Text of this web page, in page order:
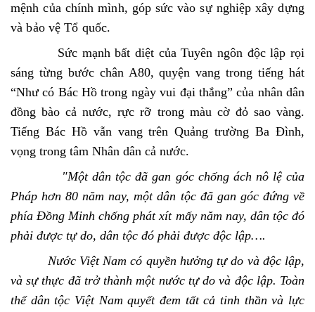
mệnh của chính mình, góp sức vào sự nghiệp xây dựng
và bảo vệ Tổ quốc.
Sức mạnh bất diệt của Tuyên ngôn độc lập rọi
sáng từng bước chân A80, quyện vang trong tiếng hát
“Như có Bác Hồ trong ngày vui đại thắng” của nhân dân
đồng bào cả nước, rực rỡ trong màu cờ đỏ sao vàng.
Tiếng Bác Hồ vẫn vang trên Quảng trường Ba Đình,
vọng trong tâm Nhân dân cả nước.
"Một dân tộc đã gan góc chống ách nô lệ của
Pháp hơn 80 năm nay, một dân tộc đã gan góc đứng về
phía Đồng Minh chống phát xít mấy năm nay, dân tộc đó
phải được tự do, dân tộc đó phải được độc lập….
Nước Việt Nam có quyền hưởng tự do và độc lập,
và sự thực đã trở thành một nước tự do và độc lập. Toàn
thể dân tộc Việt Nam quyết đem tất cả tinh thần và lực